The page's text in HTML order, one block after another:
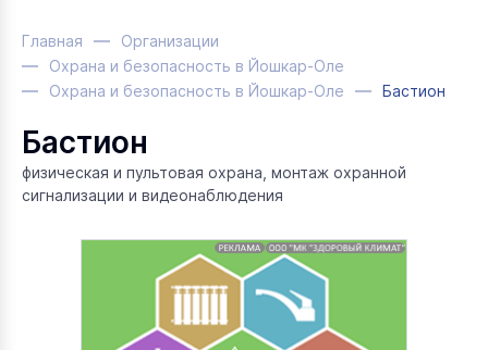
Главная
Организации
Охрана и безопасность в Йошкар-Оле
Охрана и безопасность в Йошкар-Оле
Бастион
Бастион
физическая и пультовая охрана, монтаж охранной
сигнализации и видеонаблюдения